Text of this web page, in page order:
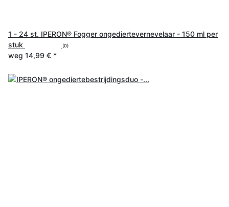
1 - 24 st. IPERON® Fogger ongediertevernevelaar - 150 ml per
stuk
(0)
weg 14,99 € *